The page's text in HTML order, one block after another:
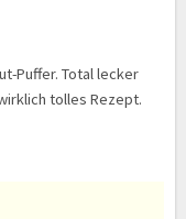
Puffer. Total lecker
tolles Rezept.